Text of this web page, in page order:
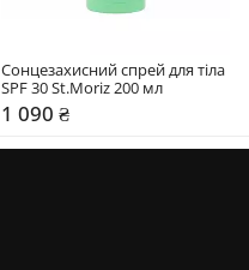
Сонцезахисний спрей для тіла
1 090 ₴